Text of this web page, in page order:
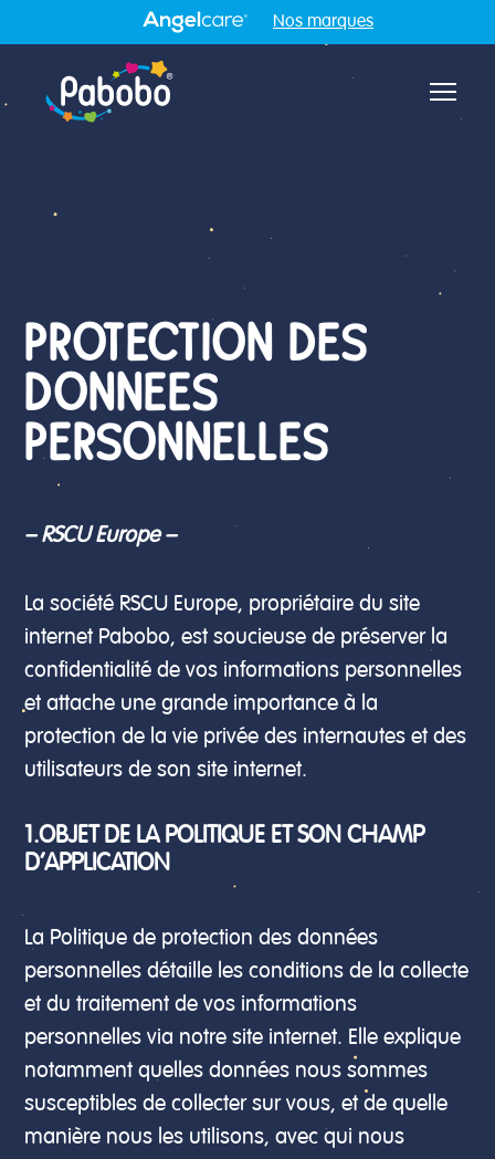
Nos marques
PROTECTION DES
DONNEES
PERSONNELLES
– RSCU Europe –
La société RSCU Europe, propriétaire du site
internet Pabobo, est soucieuse de préserver la
confidentialité de vos informations personnelles
et attache une grande importance à la
protection de la vie privée des internautes et des
utilisateurs de son site internet.
1.OBJET DE LA POLITIQUE ET SON CHAMP
D’APPLICATION
La Politique de protection des données
personnelles détaille les conditions de la collecte
et du traitement de vos informations
personnelles via notre site internet. Elle explique
notamment quelles données nous sommes
susceptibles de collecter sur vous, et de quelle
manière nous les utilisons, avec qui nous